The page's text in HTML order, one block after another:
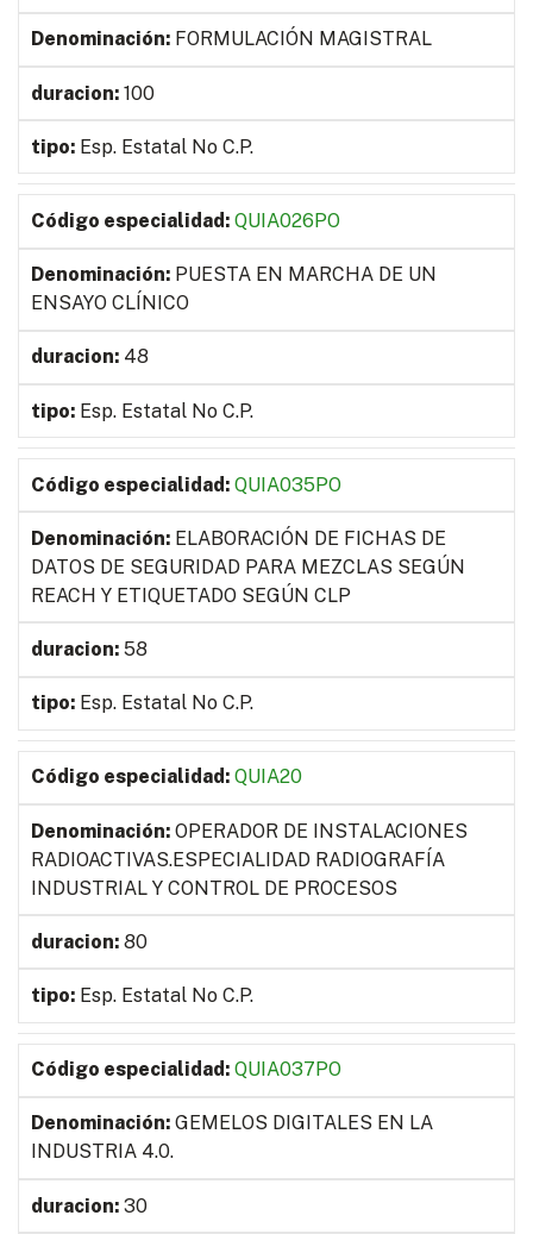
FORMULACIÓN MAGISTRAL
100
Esp. Estatal No C.P.
QUIA026PO
PUESTA EN MARCHA DE UN
ENSAYO CLÍNICO
48
Esp. Estatal No C.P.
QUIA035PO
ELABORACIÓN DE FICHAS DE
DATOS DE SEGURIDAD PARA MEZCLAS SEGÚN
REACH Y ETIQUETADO SEGÚN CLP
58
Esp. Estatal No C.P.
QUIA20
OPERADOR DE INSTALACIONES
RADIOACTIVAS.ESPECIALIDAD RADIOGRAFÍA
INDUSTRIAL Y CONTROL DE PROCESOS
80
Esp. Estatal No C.P.
QUIA037PO
GEMELOS DIGITALES EN LA
INDUSTRIA 4.0.
30